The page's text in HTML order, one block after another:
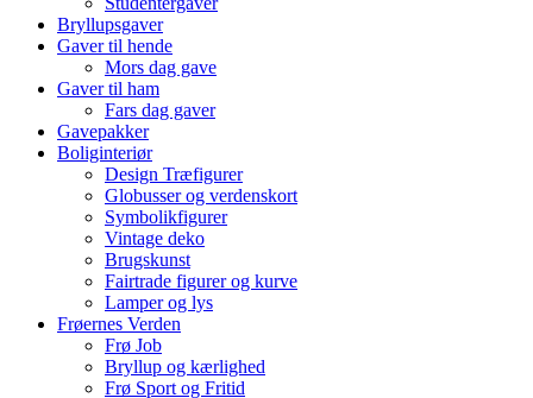
Bryllupsgaver
Gaver til hende
Mors dag gave
Gaver til ham
Fars dag gaver
Gavepakker
Boliginteriør
Design Træfigurer
Globusser og verdenskort
Symbolikfigurer
Vintage deko
Brugskunst
Fairtrade figurer og kurve
Lamper og lys
Frøernes Verden
Frø Job
Bryllup og kærlighed
Frø Sport og Fritid